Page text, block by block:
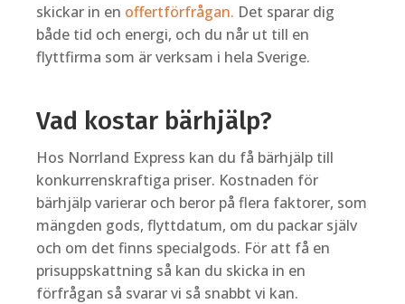
skickar in en offertförfrågan. Det sparar dig
både tid och energi, och du når ut till en
flyttfirma som är verksam i hela Sverige.
Vad kostar bärhjälp?
Hos Norrland Express kan du få bärhjälp till
konkurrenskraftiga priser. Kostnaden för
bärhjälp varierar och beror på flera faktorer, som
mängden gods, flyttdatum, om du packar själv
och om det finns specialgods. För att få en
prisuppskattning så kan du skicka in en
förfrågan så svarar vi så snabbt vi kan.